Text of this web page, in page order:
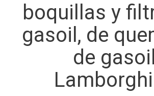
boquillas y
gasoil, de
de gasoil